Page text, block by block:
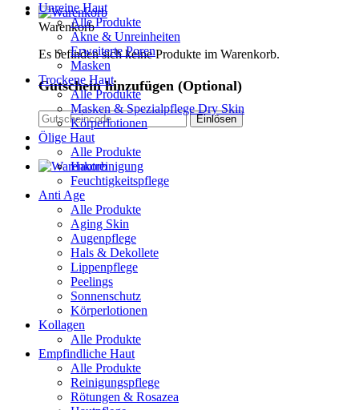
Warenkorb
Es befinden sich keine Produkte im Warenkorb.
Gutschein hinzufügen (Optional)
Unreine Haut
Alle Produkte
Akne & Unreinheiten
Erweiterte Poren
Masken
Trockene Haut
Alle Produkte
Masken & Spezialpflege Dry Skin
Körperlotionen
Ölige Haut
Alle Produkte
Hautreinigung
Feuchtigkeitspflege
Anti Age
Alle Produkte
Aging Skin
Augenpflege
Hals & Dekollete
Lippenpflege
Peelings
Sonnenschutz
Körperlotionen
Kollagen
Alle Produkte
Empfindliche Haut
Alle Produkte
Reinigungspflege
Rötungen & Rosazea